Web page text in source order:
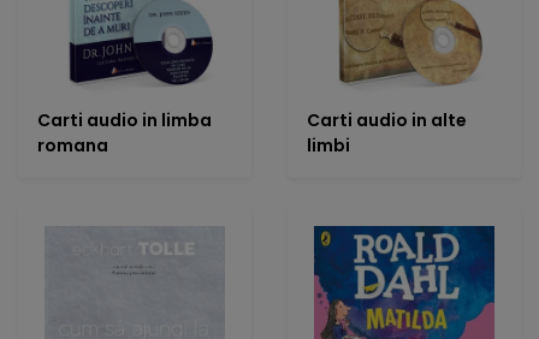
Carti audio in limba
romana
Carti audio in alte
limbi